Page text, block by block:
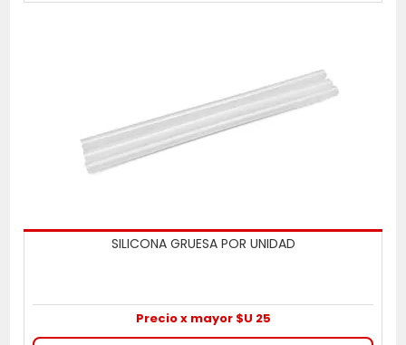
SILICONA GRUESA POR UNIDAD
Precio x mayor $U 25